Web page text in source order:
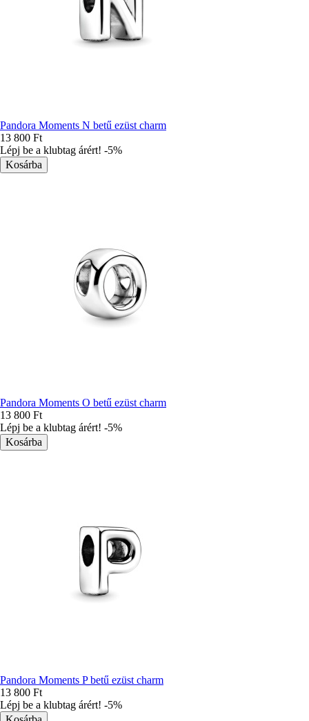
Pandora Moments N betű ezüst charm
13 800 Ft
Lépj be a klubtag árért! -5%
Pandora Moments O betű ezüst charm
13 800 Ft
Lépj be a klubtag árért! -5%
Pandora Moments P betű ezüst charm
13 800 Ft
Lépj be a klubtag árért! -5%